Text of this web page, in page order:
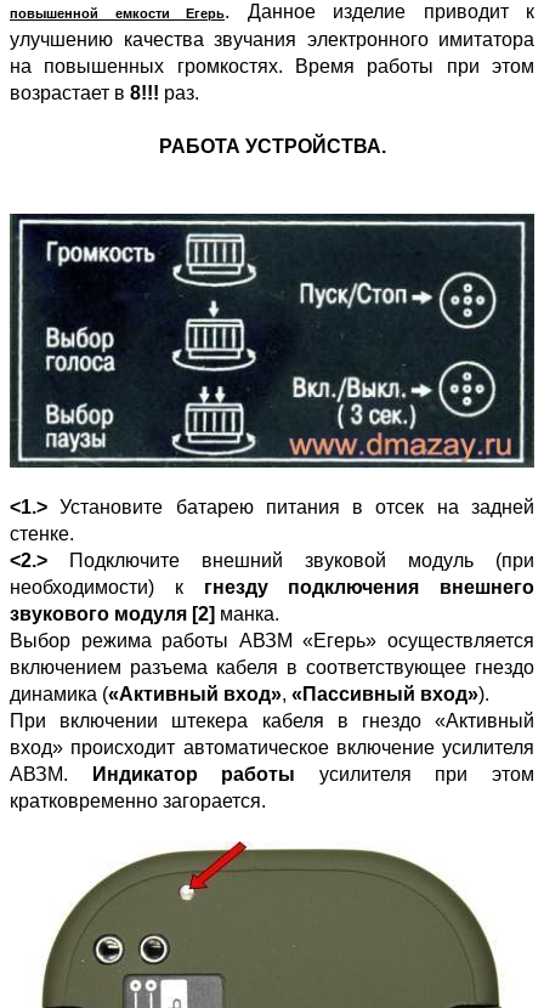
повышенной емкости Егерь. Данное изделие приводит к
улучшению качества звучания электронного имитатора
на повышенных громкостях. Время работы при этом
возрастает в 8!!! раз.
РАБОТА УСТРОЙСТВА.
<1.> Установите батарею питания в отсек на задней
стенке.
<2.> Подключите внешний звуковой модуль (при
необходимости) к гнезду подключения внешнего
звукового модуля [2] манка.
Выбор режима работы АВЗМ «Егерь» осуществляется
включением разъема кабеля в соответствующее гнездо
динамика («Активный вход», «Пассивный вход»).
При включении штекера кабеля в гнездо «Активный
вход» происходит автоматическое включение усилителя
АВЗМ.
Индикатор работы усилителя при этом
кратковременно загорается.